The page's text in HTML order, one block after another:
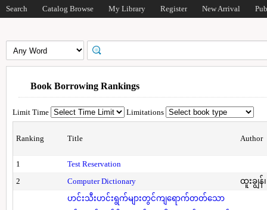
Search Catalog Browse My Library Register New Arrival
Book Borrowing Rankings
Limit Time Limitations
Ranking Title Author
1
Test Reservation
2
Computer Dictionary ထူးချွန်
ဟင်းသီးဟင်းရွက်များတွင်ကျရောက်တတ်သော